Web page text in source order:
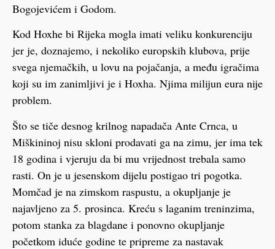
Bogojevićem i Godom.
Kod Hoxhe bi Rijeka mogla imati veliku konkurenciju
jer je, doznajemo, i nekoliko europskih klubova, prije
svega njemačkih, u lovu na pojačanja, a među igračima
koji su im zanimljivi je i Hoxha. Njima milijun eura nije
problem.
Što se tiče desnog krilnog napadača Ante Crnca, u
Miškininoj nisu skloni prodavati ga na zimu, jer ima tek
18 godina i vjeruju da bi mu vrijednost trebala samo
rasti. On je u jesenskom dijelu postigao tri pogotka.
Momčad je na zimskom raspustu, a okupljanje je
najavljeno za 5. prosinca. Kreću s laganim treninzima,
potom stanka za blagdane i ponovno okupljanje
početkom iduće godine te pripreme za nastavak